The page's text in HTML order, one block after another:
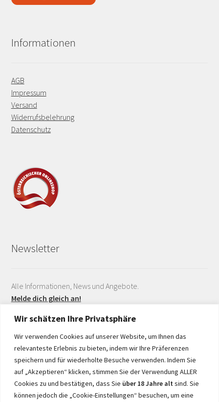
Wir schätzen Ihre Privatsphäre
Wir verwenden Cookies auf unserer Website, um Ihnen das
relevanteste Erlebnis zu bieten, indem wir Ihre Präferenzen
speichern und für wiederholte Besuche verwenden. Indem Sie
auf „Akzeptieren“ klicken, stimmen Sie der Verwendung ALLER
Cookies zu und bestätigen, dass Sie über 18 Jahre alt sind. Sie
können jedoch die „Cookie-Einstellungen“ besuchen, um eine
Informationen
AGB
Impressum
Versand
Widerrufsbelehrung
Datenschutz
Newsletter
Alle Informationen, News und Angebote.
Melde dich gleich an!
Realisiert durch